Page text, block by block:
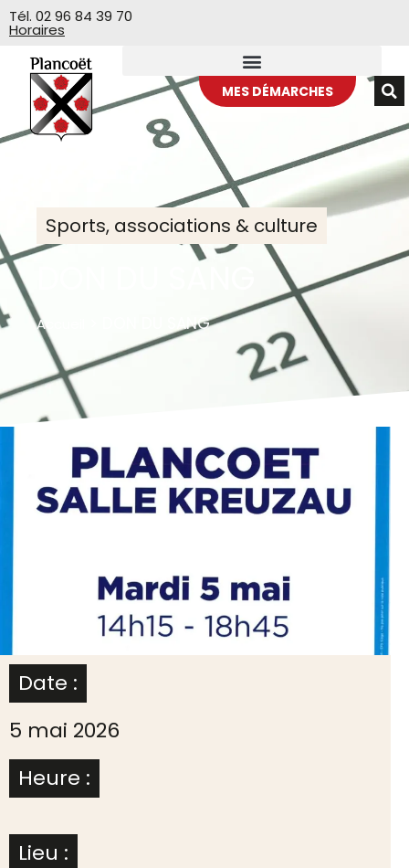
Veuillez
noter
comprend
Tél. 02 96 84 39 70
Horaires
MES DÉMARCHES
Sports, associations & culture
Accueil DON DU SANG
Date :
5 mai 2026
Heure :
Lieu :